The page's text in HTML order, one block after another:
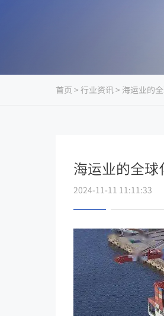
首页 >行业资讯> 海运业的
海运业的全
2024-11-11 11:11:33